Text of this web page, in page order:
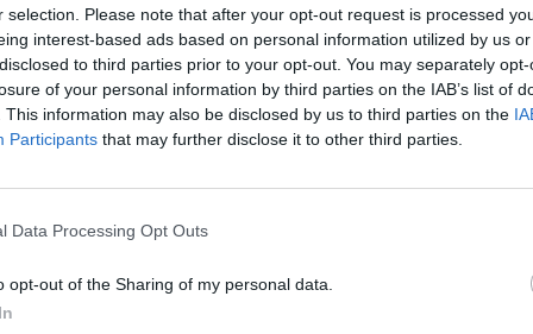
selection. Please note that after your opt-out request is processed
interest-based ads based on personal information utilized by us
to third parties prior to your opt-out. You may separately
of your personal information by third parties on the IAB’s list of
This information may also be disclosed by us to third parties on the
Participants that may further disclose it to other third parties.
Data Processing Opt Outs
opt-out of the Sharing of my personal data.
5 de fevereiro, por suspeita de tráfico de
embriaguez. Ambas as detenções foram
detido um homem de 34 anos, no decorrer de
ocorreu, às 19h10, na avenida Emídio
11 doses de cocaína.
em estado de embriaguez teve lugar, às